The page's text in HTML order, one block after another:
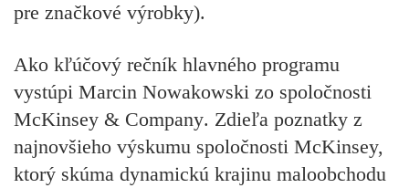
pre značkové výrobky).
Ako kľúčový rečník hlavného programu
vystúpi Marcin Nowakowski zo spoločnosti
McKinsey & Company. Zdieľa poznatky z
najnovšieho výskumu spoločnosti McKinsey,
ktorý skúma dynamickú krajinu maloobchodu